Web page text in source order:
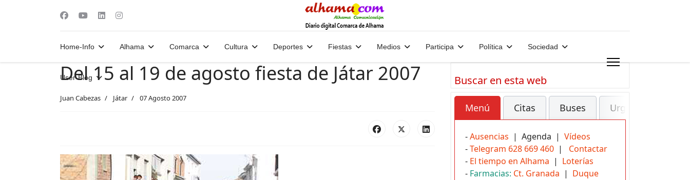
Home-Info Alhama Comarca Cultura Deportes Fiestas Medios Participa Política Sociedad
User-Blog
Del 15 al 19 de agosto fiesta de Játar 2007
Juan Cabezas Játar 07 Agosto 2007
Buscar en esta web
Menú Citas Buses Urgencias
-Ausencias | Agenda | Vídeos
-Telegram 628 669 460 | Contactar
- El tiempo en Alhama | Loterías
- Farmacias: Ct. Granada | Duque